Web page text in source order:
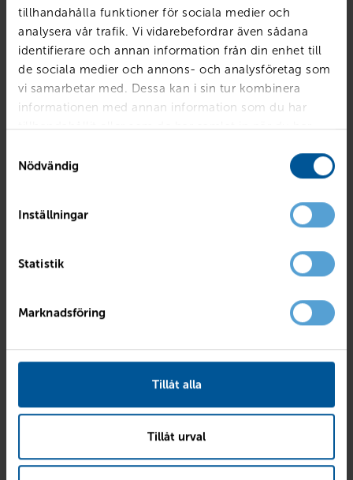
tillhandahålla funktioner för sociala medier och
analysera vår trafik. Vi vidarebefordrar även sådana
identifierare och annan information från din enhet till
de sociala medier och annons- och analysföretag som
vi samarbetar med. Dessa kan i sin tur kombinera
informationen med annan information som du har
tillhandahållit eller som de har samlat in när du har
Nödvändig
Inställningar
Statistik
Marknadsföring
Tillåt alla
Tillåt urval
Örebro
159 800kr